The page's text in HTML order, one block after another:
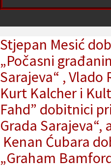
Stjepan Mesić
„Počasni
Sarajeva“ , Vlado
Kurt Kalcher i
Fahd” dobitnici
Grada Sarajeva“,
Kenan Ćubara
„Graham